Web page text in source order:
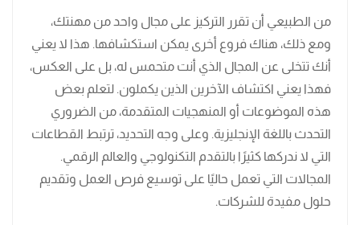
من الطبيعي أن تقرر التركيز على مجال واحد من مهنتك،
ومع ذلك، هناك فروع أخرى يمكن استكشافها. هذا لا يعني
أنك تتخلى عن المجال الذي أنت متحمس له، بل على العكس،
فهذا يعني اكتشاف الآخرين الذين يكملون. لتعلم بعض
هذه الموضوعات أو المنهجيات المتقدمة، من الضروري
التحدث باللغة الإنجليزية. وعلى وجه التحديد، ترتبط القطاعات
التي لا ندركها كثيرًا بالتقدم التكنولوجي والعالم الرقمي.
المجالات التي تعمل حاليًا على توسيع فرص العمل وتقديم
حلول مفيدة للشركات.